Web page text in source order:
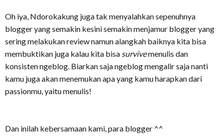
Oh iya, Ndorokakung juga tak menyalahkan sepenuhnya
blogger yang semakin kesini semakin menjamur blogger yang
sering melakukan review namun alangkah baiknya kita bisa
membuktikan juga kalau kita bisa survivemenulis dan
konsisten ngeblog. Biarkan saja ngeblog mengalir saja nanti
kamu juga akan menemukan apa yang kamu harapkan dari
passionmu, yaitu menulis!
Dan inilah kebersamaan kami, para blogger ^^